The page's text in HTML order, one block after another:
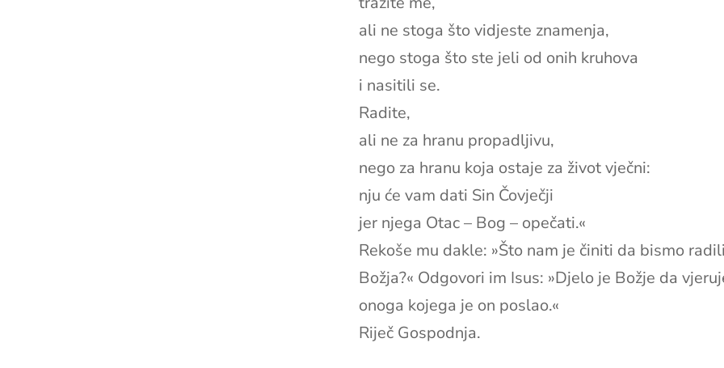
ali ne stoga što vidjeste znamenja,
nego stoga što ste jeli od onih kruhova
i nasitili se.
Radite,
ali ne za hranu propadljivu,
nego za hranu koja ostaje za život vječni:
nju će vam dati Sin Čovječji
jer njega Otac – Bog – opečati.«
Rekoše mu dakle: »Što nam je činiti da bismo
Božja?« Odgovori im Isus: »Djelo je Božje da
onoga kojega je on poslao.«
Riječ Gospodnja.